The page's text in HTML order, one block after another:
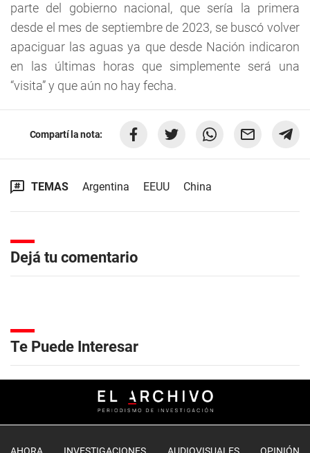
parte del gobierno nacional, que sería la primera
desde el mes de septiembre de 2023, se buscó volver
apaciguar las aguas ya que desde Nación indicaron
en las últimas horas que simplemente será una
“visita” y que aún no hay fecha.
Compartí la nota:
TEMAS Argentina EEUU China
Dejá tu comentario
Te Puede Interesar
AHORA INVESTIGACIONES AUDIOVISUALES OPINIÓN